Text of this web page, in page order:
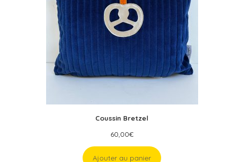
Coussin Bretzel
60,00€
Ajouter au panier